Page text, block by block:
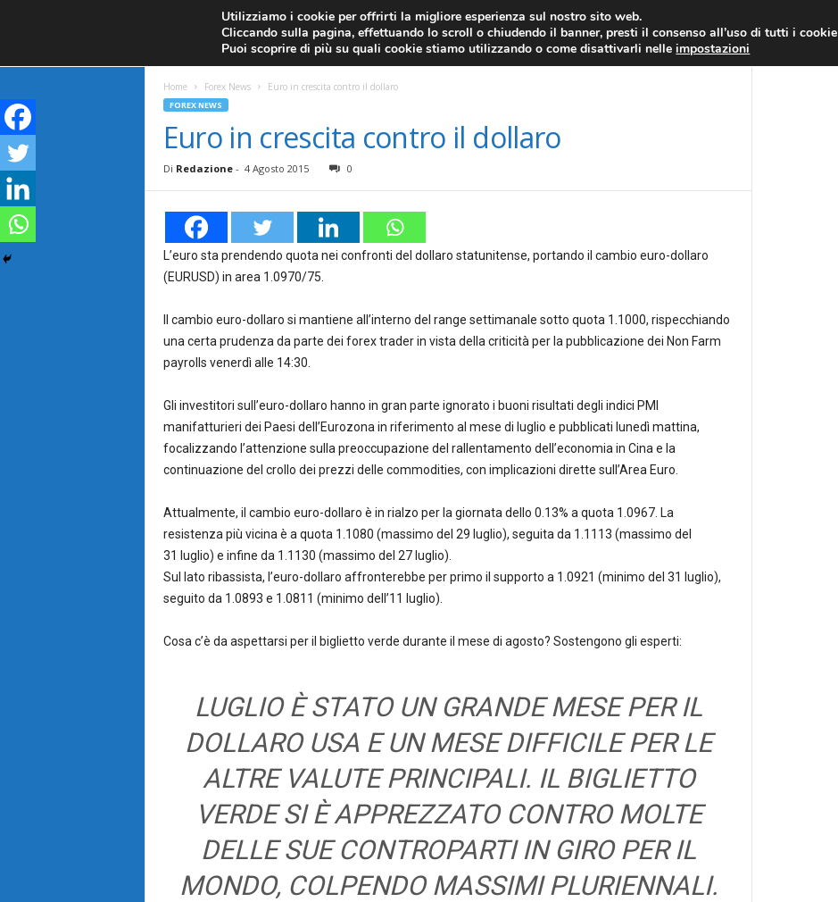
CANDELE GIAPPONESI ECONOMIA FOREX GRATIS FOREX NEWS FOREX SIGNALS FOREX TRADING
F
a
r
o
r
e
x
ANALISI TECNICA EURO/DOLLARO ECONOMIA FOREX NEWS
Home Forex News Euro in crescita contro il dollaro
FOREX NEWS
Euro in crescita contro il dollaro
Di Redazione- 4 Agosto 2015 0
L’euro sta prendendo quota nei confronti del dollaro statunitense, portando il cambio euro-dollaro
(EURUSD) in area 1.0970/75.
Il cambio euro-dollaro si mantiene all’interno del range settimanale sotto quota 1.1000, rispecchiando
una certa prudenza da parte dei forex trader in vista della criticità per la pubblicazione dei Non Farm
payrolls venerdì alle 14:30.
Gli investitori sull’euro-dollaro hanno in gran parte ignorato i buoni risultati degli indici PMI
manifatturieri dei Paesi dell’Eurozona in riferimento al mese di luglio e pubblicati lunedì mattina,
focalizzando l’attenzione sulla preoccupazione del rallentamento dell’economia in Cina e la
continuazione del crollo dei prezzi delle commodities, con implicazioni dirette sull’Area Euro.
Attualmente, il cambio euro-dollaro è in rialzo per la giornata dello 0.13% a quota 1.0967. La
resistenza più vicina è a quota 1.1080 (massimo del 29 luglio), seguita da 1.1113 (massimo del
31 luglio) e infine da 1.1130 (massimo del 27 luglio).
Sul lato ribassista, l’euro-dollaro affronterebbe per primo il supporto a 1.0921 (minimo del 31 luglio),
seguito da 1.0893 e 1.0811 (minimo dell’11 luglio).
Cosa c’è da aspettarsi per il biglietto verde durante il mese di agosto? Sostengono gli esperti:
LUGLIO È STATO UN GRANDE MESE PER IL
DOLLARO USA E UN MESE DIFFICILE PER LE
ALTRE VALUTE PRINCIPALI. IL BIGLIETTO
VERDE SI È APPREZZATO CONTRO MOLTE
DELLE SUE CONTROPARTI IN GIRO PER IL
MONDO, COLPENDO MASSIMI PLURIENNALI.
Utilizziamo i cookie per offrirti la migliore esperienza sul nostro sito web.
Cliccando sulla pagina, effettuando lo scroll o chiudendo il banner, presti il consenso all’uso di tutti i cookie
Puoi scoprire di più su quali cookie stiamo utilizzando o come disattivarli nelleimpostazioni